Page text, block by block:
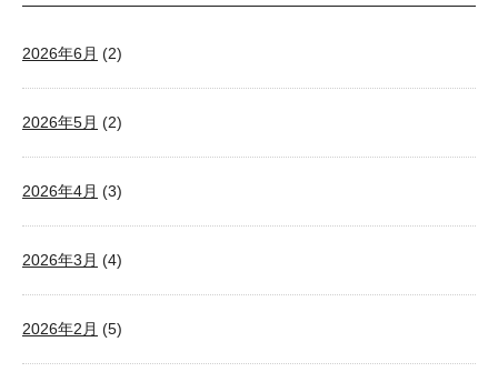
2026年6月 (2)
2026年5月 (2)
2026年4月 (3)
2026年3月 (4)
2026年2月 (5)